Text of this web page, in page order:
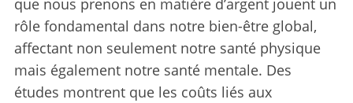
rôle fondamental dans notre bien-être global,
affectant non seulement notre santé physique
mais également notre santé mentale. Des
études montrent que les coûts liés aux